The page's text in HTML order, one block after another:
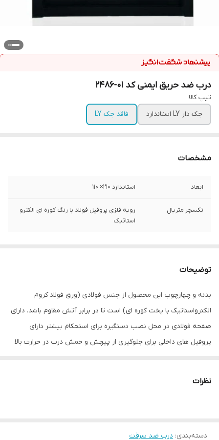
درب ضد حریق ایمنی کد ۰۱-۲۴۸۶
تیپ کالا
جک دار LY استاندارد
فاقد جک LY
مشخصات
ابعاد استاندارد ۲۱۰‌× ۱۱۰
تکسچر متریال
رویه فلزی پروفیل فولاد با رنگ کوره ای الکترو
استاتیک
توضیحات
بدنه و چهارچوب این محصول از جنس فولادی (ورق فولاد کروم
الکترواستاتیک با پخت کوره ای) است تا در برابر آتش مقاوم باشد. دارای
صفحه فولادی در محل نصب دستگیره برای استحکام بیشتر دارای
پروفیل های داخلی برای جلوگیری از پیچش و خمش درب در حرارت بالا
دانسیته بالا می باشد.درب دارای تاییدیه آتش نشانی می باشد و تاییده
نظرات
دسته‌بندی: درب ضد سرقت